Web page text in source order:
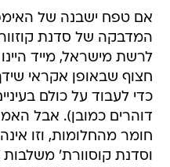
לרשת מישראל, מייד
חצוף שבאופן אקראי
כדי לעבוד על כולם
דוהרים כמובן). אבל
חומר מהחלומות, וזו
וסדנת קוסוורת'